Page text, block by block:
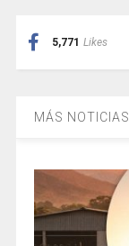
5,771 Likes
MÁS NOTICIAS